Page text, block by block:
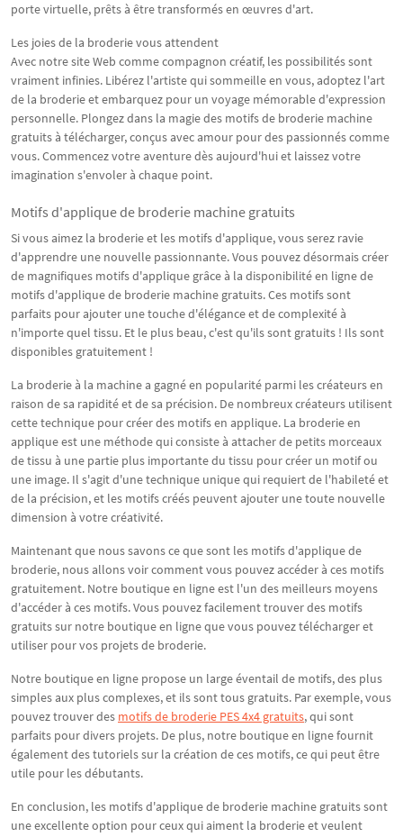
porte virtuelle, prêts à être transformés en œuvres d'art.
Les joies de la broderie vous attendent
Avec notre site Web comme compagnon créatif, les possibilités sont
vraiment infinies. Libérez l'artiste qui sommeille en vous, adoptez l'art
de la broderie et embarquez pour un voyage mémorable d'expression
personnelle. Plongez dans la magie des motifs de broderie machine
gratuits à télécharger, conçus avec amour pour des passionnés comme
vous. Commencez votre aventure dès aujourd'hui et laissez votre
imagination s'envoler à chaque point.
Motifs d'applique de broderie machine gratuits
Si vous aimez la broderie et les motifs d'applique, vous serez ravie
d'apprendre une nouvelle passionnante. Vous pouvez désormais créer
de magnifiques motifs d'applique grâce à la disponibilité en ligne de
motifs d'applique de broderie machine gratuits. Ces motifs sont
parfaits pour ajouter une touche d'élégance et de complexité à
n'importe quel tissu. Et le plus beau, c'est qu'ils sont gratuits ! Ils sont
disponibles gratuitement !
La broderie à la machine a gagné en popularité parmi les créateurs en
raison de sa rapidité et de sa précision. De nombreux créateurs utilisent
cette technique pour créer des motifs en applique. La broderie en
applique est une méthode qui consiste à attacher de petits morceaux
de tissu à une partie plus importante du tissu pour créer un motif ou
une image. Il s'agit d'une technique unique qui requiert de l'habileté et
de la précision, et les motifs créés peuvent ajouter une toute nouvelle
dimension à votre créativité.
Maintenant que nous savons ce que sont les motifs d'applique de
broderie, nous allons voir comment vous pouvez accéder à ces motifs
gratuitement. Notre boutique en ligne est l'un des meilleurs moyens
d'accéder à ces motifs. Vous pouvez facilement trouver des motifs
gratuits sur notre boutique en ligne que vous pouvez télécharger et
utiliser pour vos projets de broderie.
Notre boutique en ligne propose un large éventail de motifs, des plus
simples aux plus complexes, et ils sont tous gratuits. Par exemple, vous
pouvez trouver des motifs de broderie PES 4x4 gratuits, qui sont
parfaits pour divers projets. De plus, notre boutique en ligne fournit
également des tutoriels sur la création de ces motifs, ce qui peut être
utile pour les débutants.
En conclusion, les motifs d'applique de broderie machine gratuits sont
une excellente option pour ceux qui aiment la broderie et veulent